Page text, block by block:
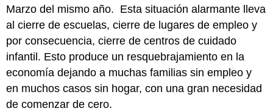
Satisfaga
las
necesidades
inmediatas
de
los
proveedores
de
Marzo del mismo año. Esta situación alarmante lleva
al cierre de escuelas, cierre de lugares de empleo y
por consecuencia, cierre de centros de cuidado
infantil. Esto produce un resquebrajamiento en la
economía dejando a muchas familias sin empleo y
en muchos casos sin hogar, con una gran necesidad
de comenzar de cero.